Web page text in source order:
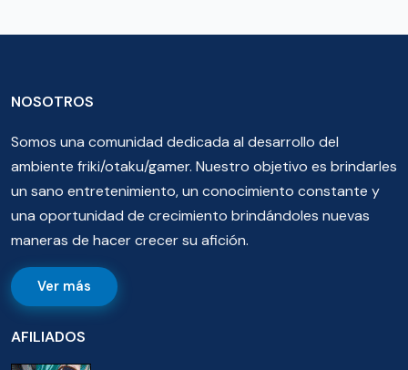
NOSOTROS
Somos una comunidad dedicada al desarrollo del
ambiente friki/otaku/gamer. Nuestro objetivo es brindarles
un sano entretenimiento, un conocimiento constante y
una oportunidad de crecimiento brindándoles nuevas
maneras de hacer crecer su afición.
Ver más
AFILIADOS